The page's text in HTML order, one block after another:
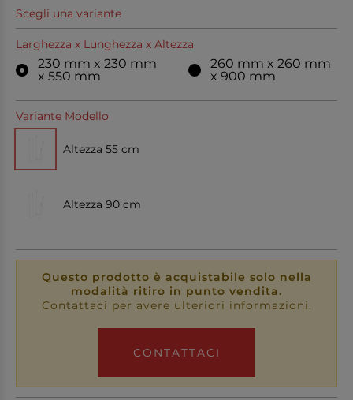
Scegli una variante
Larghezza x Lunghezza x Altezza
230 mm x 230 mm
x 550 mm
260 mm x 260 mm
x 900 mm
Variante Modello
Altezza 55 cm
Altezza 90 cm
Questo prodotto è acquistabile solo nella
modalità ritiro in punto vendita.
Contattaci per avere ulteriori informazioni.
CONTATTACI